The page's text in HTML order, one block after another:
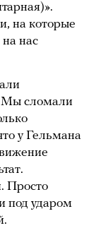
на которые
нас
Мы сломали
у Гельмана
Просто
под ударом